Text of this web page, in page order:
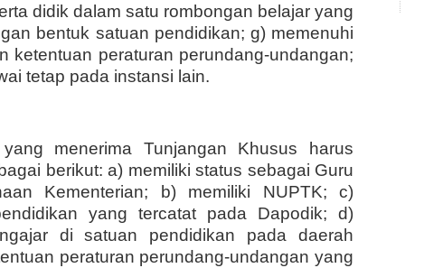
didik dalam satu rombongan belajar yang
bentuk satuan pendidikan; g) memenuhi
ketentuan peraturan perundang-undangan;
tetap pada instansi lain.
menerima Tunjangan Khusus harus
berikut: a) memiliki status sebagai Guru
Kementerian; b) memiliki NUPTK; c)
yang tercatat pada Dapodik; d)
di satuan pendidikan pada daerah
peraturan perundang-undangan yang